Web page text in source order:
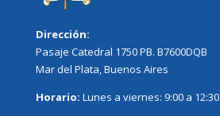
Dirección:
Pasaje Catedral 1750 PB. B7600DQB
Mar del Plata, Buenos Aires
Horario: Lunes a viernes: 9:00 a 12:30